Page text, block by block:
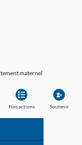
maternel
Nos actions Soutenir